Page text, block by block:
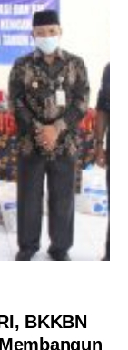
BKKBN